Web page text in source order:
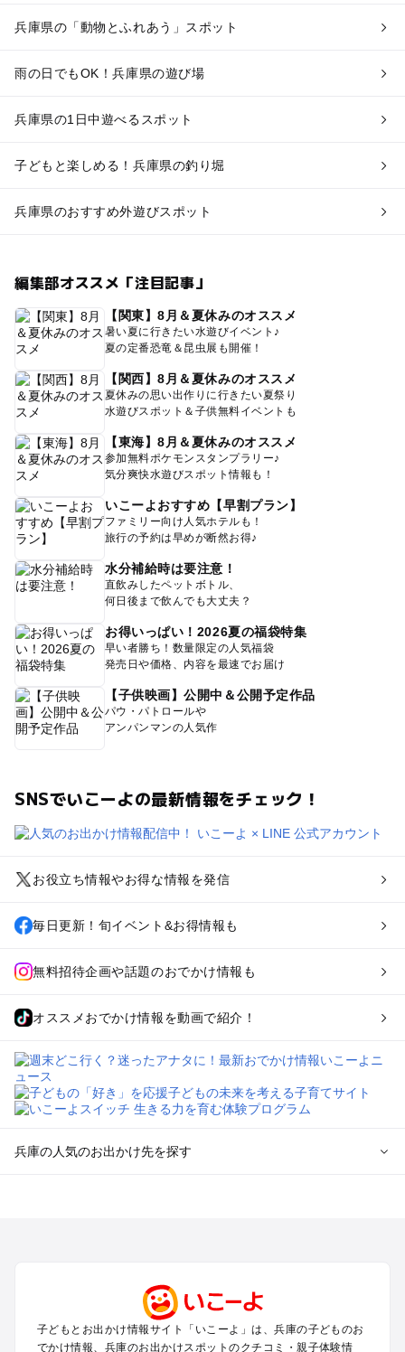
兵庫県の「動物とふれあう」スポット
雨の日でもOK！兵庫県の遊び場
兵庫県の1日中遊べるスポット
子どもと楽しめる！兵庫県の釣り堀
兵庫県のおすすめ外遊びスポット
編集部オススメ「注目記事」
【関東】8月＆夏休みのオススメ
暑い夏に行きたい水遊びイベント♪
夏の定番恐竜＆昆虫展も開催！
【関西】8月＆夏休みのオススメ
夏休みの思い出作りに行きたい夏祭り
水遊びスポット＆子供無料イベントも
【東海】8月＆夏休みのオススメ
参加無料ポケモンスタンプラリー♪
気分爽快水遊びスポット情報も！
いこーよおすすめ【早割プラン】
ファミリー向け人気ホテルも！
旅行の予約は早めが断然お得♪
水分補給時は要注意！
直飲みしたペットボトル、
何日後まで飲んでも大丈夫？
お得いっぱい！2026夏の福袋特集
早い者勝ち！数量限定の人気福袋
発売日や価格、内容を最速でお届け
【子供映画】公開中＆公開予定作品
パウ・パトロールや
アンパンマンの人気作
SNSでいこーよの最新情報をチェック！
お役立ち情報やお得な情報を発信
毎日更新！旬イベント&お得情報も
無料招待企画や話題のおでかけ情報も
オススメおでかけ情報を動画で紹介！
兵庫の人気のお出かけ先を探す
淡路島のプールお出かけ
城崎・豊岡・竹野のプールお出かけ
神鍋・養父・和田山・鉢伏のプールお出かけ
子どもとお出かけ情報サイト「いこーよ」は、兵庫の子どものお
でかけ情報、兵庫のお出かけスポットのクチコミ・親子体験情